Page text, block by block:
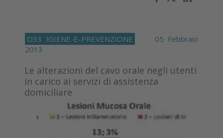
O33 IGIENE-E-PREVENZIONE
05 Febbraio
2013
Le alterazioni del cavo orale negli utenti
in carico ai servizi di assistenza
domiciliare